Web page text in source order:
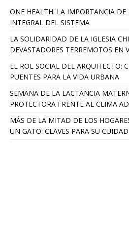
ONE HEALTH: LA IMPORTANCIA DE
INTEGRAL DEL SISTEMA
LA SOLIDARIDAD DE LA IGLESIA
DEVASTADORES TERREMOTOS EN
EL ROL SOCIAL DEL ARQUITECTO:
PUENTES PARA LA VIDA URBANA
SEMANA DE LA LACTANCIA
PROTECTORA FRENTE AL CLIMA
MÁS DE LA MITAD DE LOS
UN GATO: CLAVES PARA SU